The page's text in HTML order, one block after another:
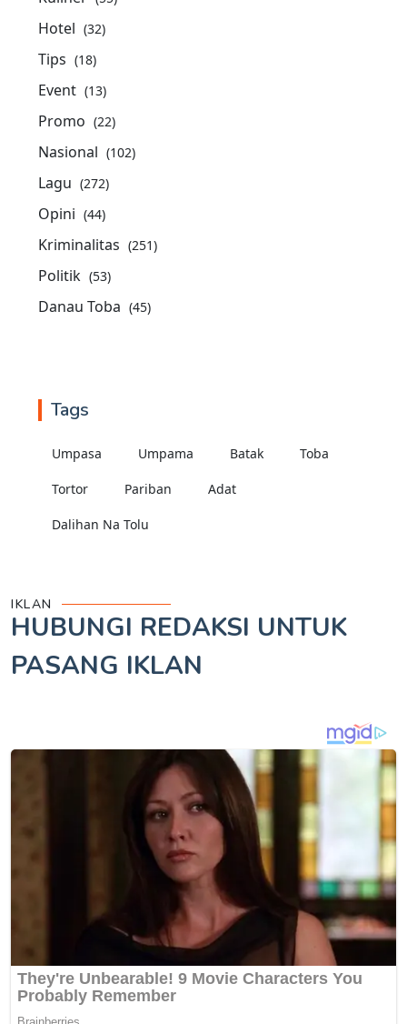
Hotel (32)
Tips (18)
Event (13)
Promo (22)
Nasional (102)
Lagu (272)
Opini (44)
Kriminalitas (251)
Politik (53)
Danau Toba (45)
Tags
Umpasa Umpama Batak Toba
Tortor Pariban Adat
Dalihan Na Tolu
IKLAN
HUBUNGI REDAKSI UNTUK
PASANG IKLAN